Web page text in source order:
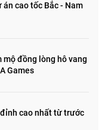
cao tốc Bắc - Nam
mộ đồng lòng hô vang
Games
cao nhất từ trước